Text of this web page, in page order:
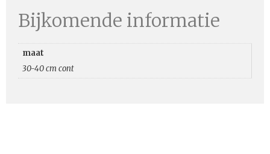
Bijkomende informatie
maat
30-40 cm cont